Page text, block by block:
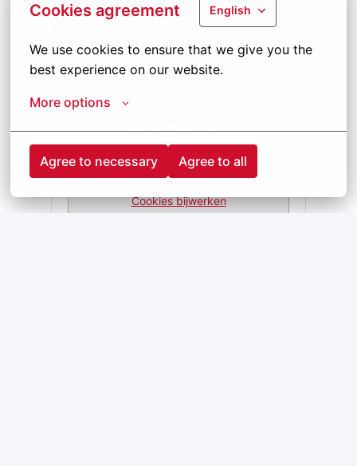
Cookies agreement English
We use cookies to ensure that we give you the
best experience on our website.
More options
Agree to necessary Agree to all
Solliciteren
Apply with Indeed onbeschikbaar
Cookies bijwerken